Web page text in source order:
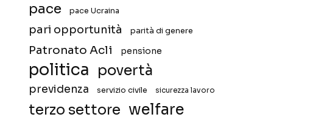
pace
pace Ucraina
pari opportunità parità di genere
Patronato Acli pensione
politica povertà
previdenza servizio civile sicurezza lavoro
terzo settore welfare